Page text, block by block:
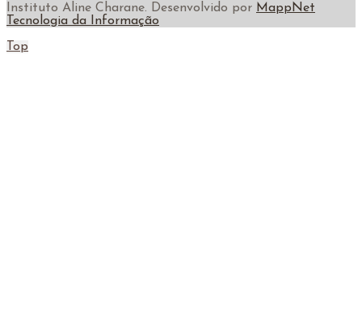
Instituto Aline Charane. Desenvolvido por MappNet
Tecnologia da Informação
Top